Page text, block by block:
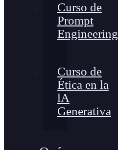
Curso de
Prompt
Engineering
Curso de
Ética en la
lA
Generativa